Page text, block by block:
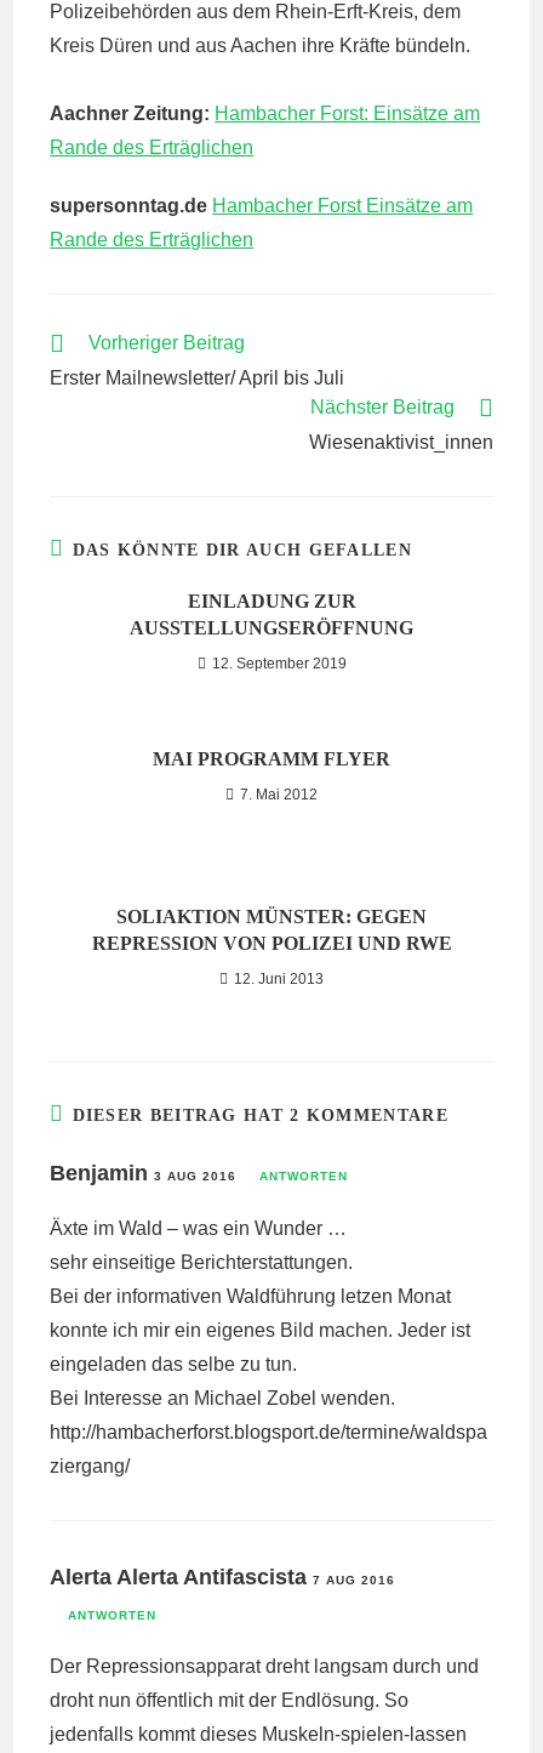
Polizeibehörden aus dem Rhein-Erft-Kreis, dem
Kreis Düren und aus Aachen ihre Kräfte bündeln.
Aachner Zeitung: Hambacher Forst: Einsätze am
Rande des Erträglichen
supersonntag.de Hambacher Forst Einsätze am
Rande des Erträglichen
WEITERE
ANSEHEN
Vorheriger Beitrag
Erster Mailnewsletter/ April bis Juli
Nächster Beitrag
Wiesenaktivist_innen
DAS KÖNNTE DIR AUCH GEFALLEN
EINLADUNG ZUR
AUSSTELLUNGSERÖFFNUNG
12. September 2019
MAI PROGRAMM FLYER
7. Mai 2012
SOLIAKTION MÜNSTER: GEGEN
REPRESSION VON POLIZEI UND RWE
12. Juni 2013
DIESER BEITRAG HAT 2 KOMMENTARE
Benjamin3 AUG 2016 ANTWORTEN
Äxte im Wald – was ein Wunder …
sehr einseitige Berichterstattungen.
Bei der informativen Waldführung letzen Monat
konnte ich mir ein eigenes Bild machen. Jeder ist
eingeladen das selbe zu tun.
Bei Interesse an Michael Zobel wenden.
http://hambacherforst.blogsport.de/termine/waldspa
ziergang/
Alerta Alerta Antifascista7 AUG 2016
ANTWORTEN
Der Repressionsapparat dreht langsam durch und
droht nun öffentlich mit der Endlösung. So
jedenfalls kommt dieses Muskeln-spielen-lassen